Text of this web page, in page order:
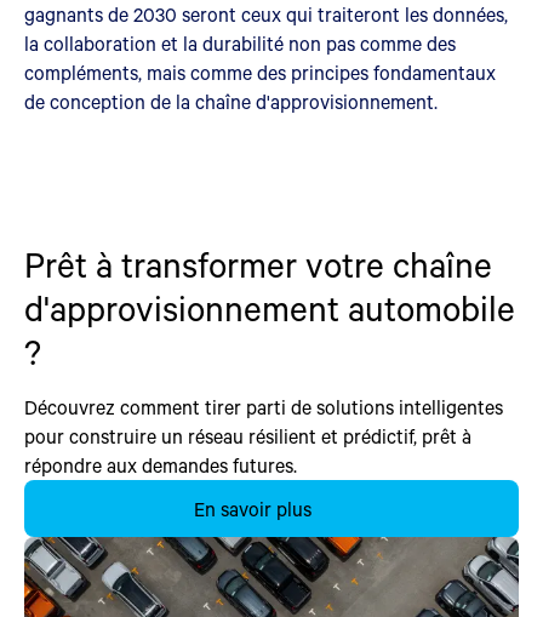
gagnants de 2030 seront ceux qui traiteront les données,
la collaboration et la durabilité non pas comme des
compléments, mais comme des principes fondamentaux
de conception de la chaîne d'approvisionnement.
Prêt à transformer votre chaîne
d'approvisionnement automobile
?
Découvrez comment tirer parti de solutions intelligentes
pour construire un réseau résilient et prédictif, prêt à
répondre aux demandes futures.
En savoir plus